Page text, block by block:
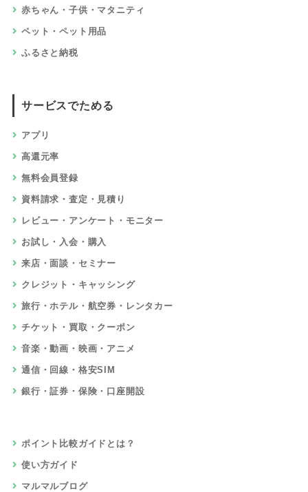
赤ちゃん・子供・マタニティ
ペット・ペット用品
ふるさと納税
サービスでためる
アプリ
高還元率
無料会員登録
資料請求・査定・見積り
レビュー・アンケート・モニター
お試し・入会・購入
来店・面談・セミナー
クレジット・キャッシング
旅行・ホテル・航空券・レンタカー
チケット・買取・クーポン
音楽・動画・映画・アニメ
通信・回線・格安SIM
銀行・証券・保険・口座開設
ポイント比較ガイドとは？
使い方ガイド
マルマルブログ